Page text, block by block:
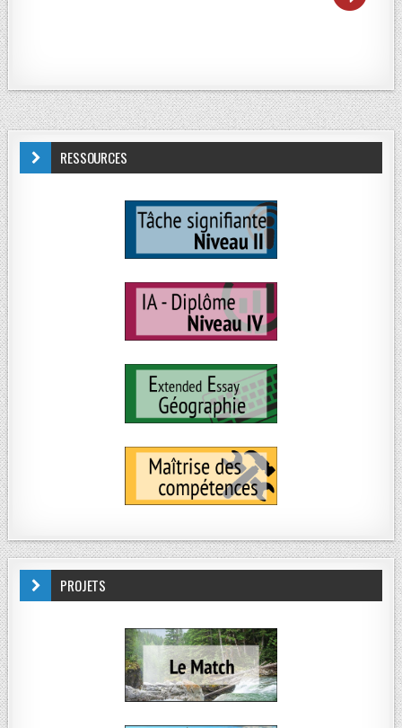
RESSOURCES
PROJETS